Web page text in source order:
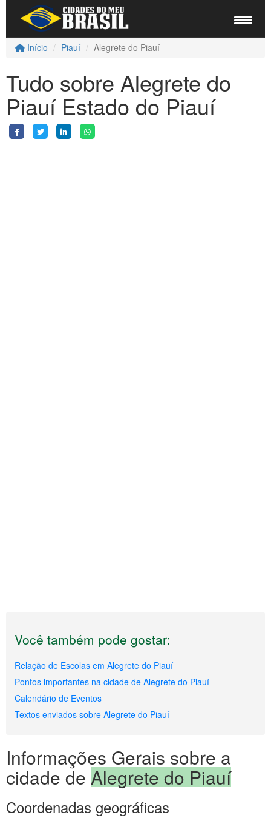
Início Piauí Alegrete do Piauí
Tudo sobre Alegrete do
Piauí Estado do Piauí
Você também pode gostar:
Relação de Escolas em Alegrete do Piauí
Pontos importantes na cidade de Alegrete do Piauí
Calendário de Eventos
Textos enviados sobre Alegrete do Piauí
Informações Gerais sobre a
cidade de Alegrete do Piauí
Coordenadas geográficas